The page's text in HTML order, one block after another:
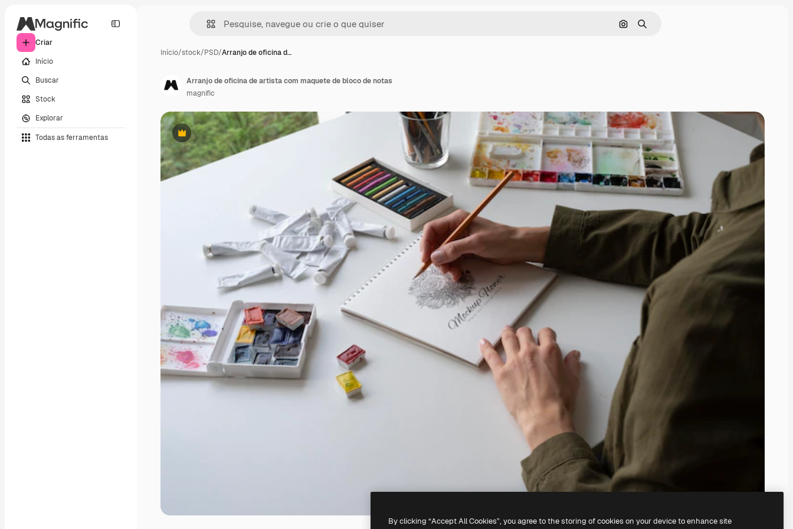
Criar
Início
Buscar
Stock
Explorar
Todas as ferramentas
Pesquisar por imagem
Buscar
Início/stock/PSD/Arranjo de oficina d…
Premium
Arranjo de oficina de artista com maquete de bloco de notas
magnific
By clicking “Accept All Cookies”, you agree to the storing of cookies on your device to enhance site